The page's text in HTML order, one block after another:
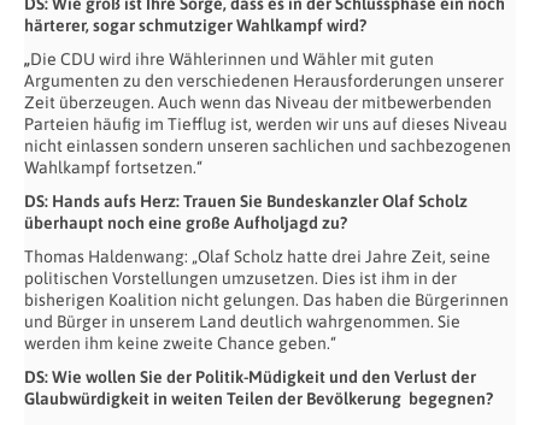
härterer, sogar schmutziger Wahlkampf wird?
„Die CDU wird ihre Wählerinnen und Wähler mit guten
Argumenten zu den verschiedenen Herausforderungen unserer
Zeit überzeugen. Auch wenn das Niveau der mitbewerbenden
Parteien häufig im Tiefflug ist, werden wir uns auf dieses Niveau
nicht einlassen sondern unseren sachlichen und sachbezogenen
Wahlkampf fortsetzen.“
DS: Hands aufs Herz: Trauen Sie Bundeskanzler Olaf Scholz
überhaupt noch eine große Aufholjagd zu?
Thomas Haldenwang: „Olaf Scholz hatte drei Jahre Zeit, seine
politischen Vorstellungen umzusetzen. Dies ist ihm in der
bisherigen Koalition nicht gelungen. Das haben die Bürgerinnen
und Bürger in unserem Land deutlich wahrgenommen. Sie
werden ihm keine zweite Chance geben.“
DS: Wie wollen Sie der Politik-Müdigkeit und den Verlust der
Glaubwürdigkeit in weiten Teilen der Bevölkerung begegnen?